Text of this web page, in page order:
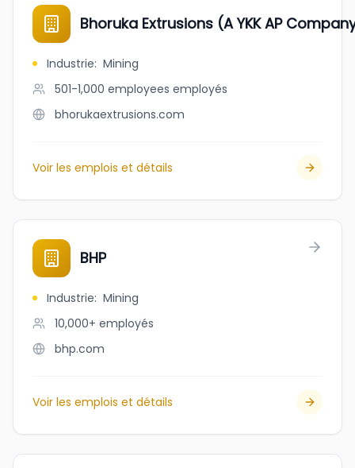
Bhoruka Extrusions (A YKK AP
Industrie: Mining
501-1,000 employees employés
bhorukaextrusions.com
Voir les emplois et détails
BHP
Industrie: Mining
10,000+ employés
bhp.com
Voir les emplois et détails